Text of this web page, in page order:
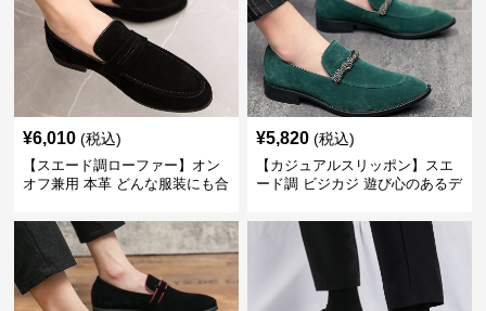
¥6,010 (税込)
【スエード調ローファー】オン
オフ兼用 本革 どんな服装にも合
供
¥5,820 (税込)
【カジュアルスリッポン】スエ
ード調 ビジカジ 遊び心のあるデ
表現